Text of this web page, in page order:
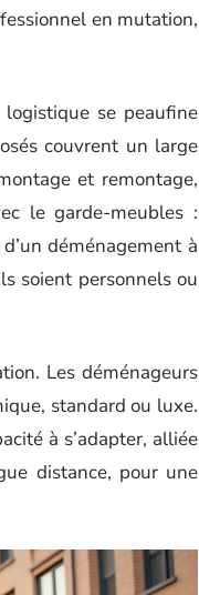
en mutation,
se peaufine
couvrent un large
et remontage,
le garde-meubles :
déménagement à
soient personnels ou
Les déménageurs
standard ou luxe.
à s’adapter, alliée
distance, pour une